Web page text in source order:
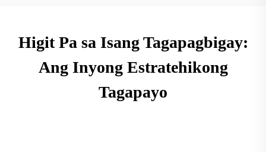
Higit Pa sa Isang Tagapagbigay:
Ang Inyong Estratehikong
Tagapayo